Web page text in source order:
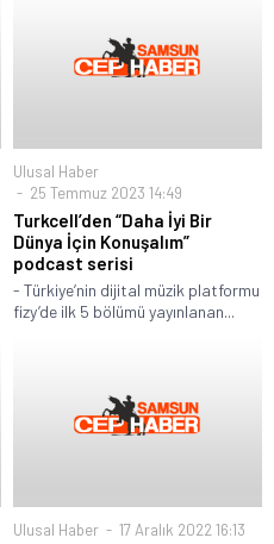
Ulusal Haber
25 Temmuz 2023 14:49
Turkcell’den “Daha İyi Bir
Dünya İçin Konuşalım”
podcast serisi
- Türkiye’nin dijital müzik platformu
fizy’de ilk 5 bölümü yayınlanan...
Ulusal Haber 17 Aralık 2022 16:13